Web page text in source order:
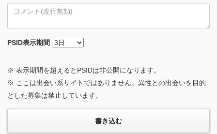
PSID表示期間
※ 表示期間を超えるとPSIDは非公開になります。
※ ここは出会い系サイトではありません。異性との出会いを目的
とした募集は禁止しています。